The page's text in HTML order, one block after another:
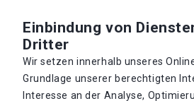
Einbindung von
Dritter
Wir setzen innerhalb unseres
Grundlage unserer berechtigten
Interesse an der Analyse,